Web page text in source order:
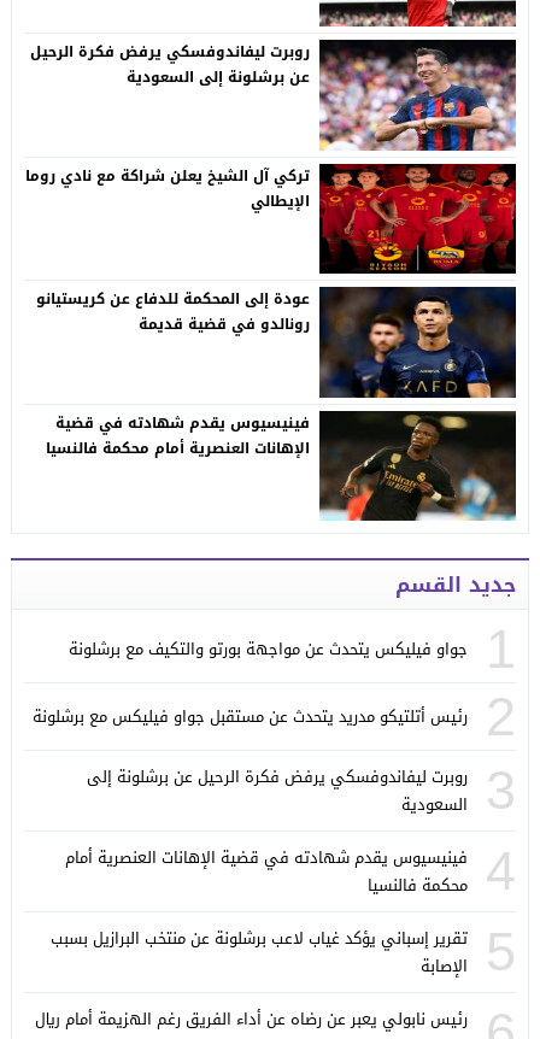
روبرت ليفاندوفسكي يرفض فكرة الرحيل
عن برشلونة إلى السعودية
تركي آل الشيخ يعلن شراكة مع نادي روما
الإيطالي
عودة إلى المحكمة للدفاع عن كريستيانو
رونالدو في قضية قديمة
فينيسيوس يقدم شهادته في قضية
الإهانات العنصرية أمام محكمة فالنسيا
جديد القسم
1 جواو فيليكس يتحدث عن مواجهة بورتو والتكيف مع برشلونة
2 رئيس أتلتيكو مدريد يتحدث عن مستقبل جواو فيليكس مع برشلونة
3
روبرت ليفاندوفسكي يرفض فكرة الرحيل عن برشلونة إلى
السعودية
4
فينيسيوس يقدم شهادته في قضية الإهانات العنصرية أمام
محكمة فالنسيا
5
تقرير إسباني يؤكد غياب لاعب برشلونة عن منتخب البرازيل بسبب
الإصابة
رئيس نابولي يعبر عن رضاه عن أداء الفريق رغم الهزيمة أمام ريال